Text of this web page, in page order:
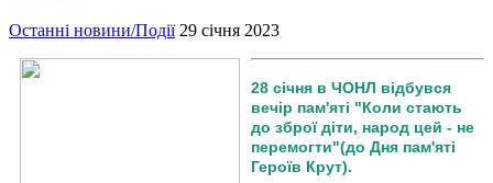
Останні новини/Події 29 січня 2023
28 січня в ЧОНЛ відбувся
вечір пам'яті "Коли стають
до зброї діти, народ цей - не
перемогти"(до Дня пам'яті
Героїв Крут).